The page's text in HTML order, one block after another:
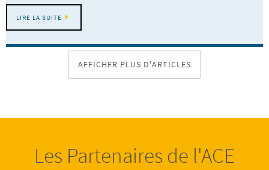
LIRE LA SUITE
AFFICHER PLUS D'ARTICLES
Les Partenaires de l'ACE